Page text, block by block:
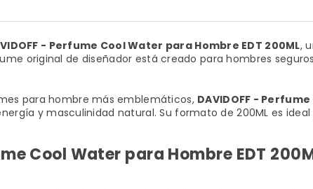
- Perfume Cool Water para Hombre EDT 200ML,
original de diseñador está creado para hombres
para hombre más emblemáticos, DAVIDOFF -
y masculinidad natural. Su formato de 200ML es
Cool Water para Hombre EDT